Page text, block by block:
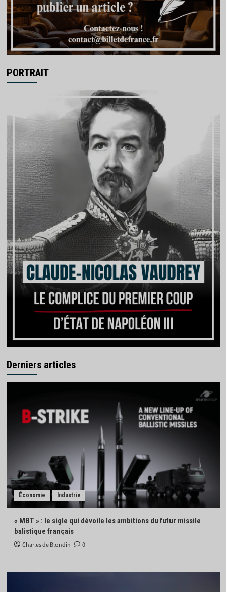
PORTRAIT
Derniers articles
Économie Industrie
« MBT » : le sigle qui dévoile les ambitions du futur missile
balistique français
Charles de Blondin 0